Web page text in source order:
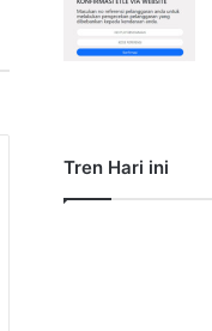
Tren Hari ini